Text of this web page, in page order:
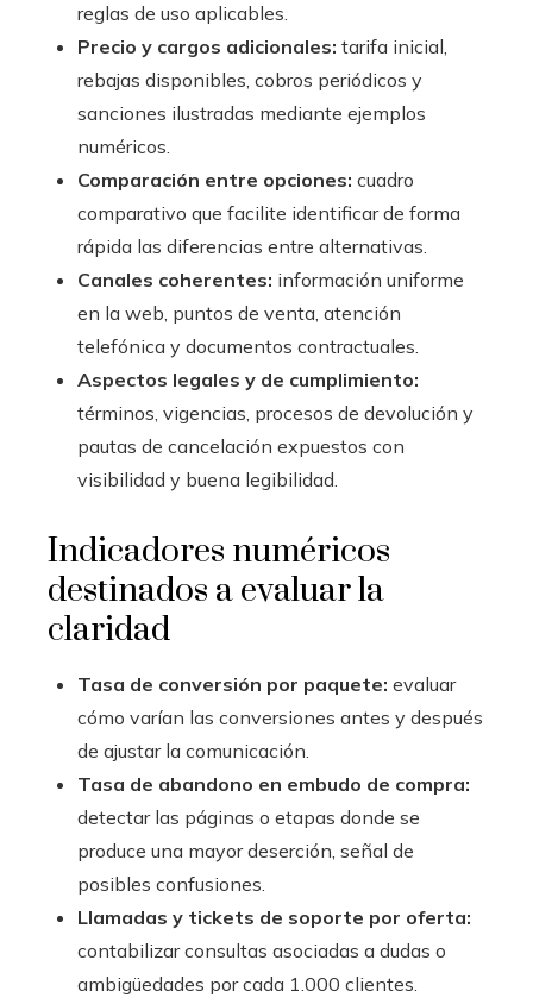
reglas de uso aplicables.
Precio y cargos adicionales: tarifa inicial,
rebajas disponibles, cobros periódicos y
sanciones ilustradas mediante ejemplos
numéricos.
Comparación entre opciones: cuadro
comparativo que facilite identificar de forma
rápida las diferencias entre alternativas.
Canales coherentes: información uniforme
en la web, puntos de venta, atención
telefónica y documentos contractuales.
Aspectos legales y de cumplimiento:
términos, vigencias, procesos de devolución y
pautas de cancelación expuestos con
visibilidad y buena legibilidad.
Indicadores numéricos
destinados a evaluar la
claridad
Tasa de conversión por paquete: evaluar
cómo varían las conversiones antes y después
de ajustar la comunicación.
Tasa de abandono en embudo de compra:
detectar las páginas o etapas donde se
produce una mayor deserción, señal de
posibles confusiones.
Llamadas y tickets de soporte por oferta:
contabilizar consultas asociadas a dudas o
ambigüedades por cada 1.000 clientes.